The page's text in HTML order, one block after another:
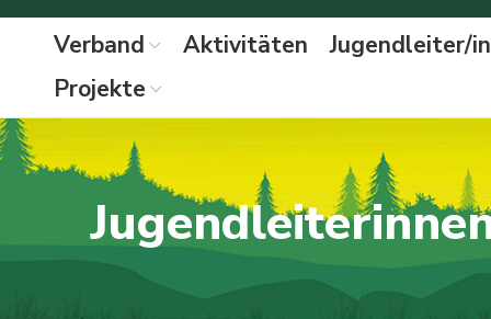
Verband Aktivitäten
Jugendleiter/
Projekte